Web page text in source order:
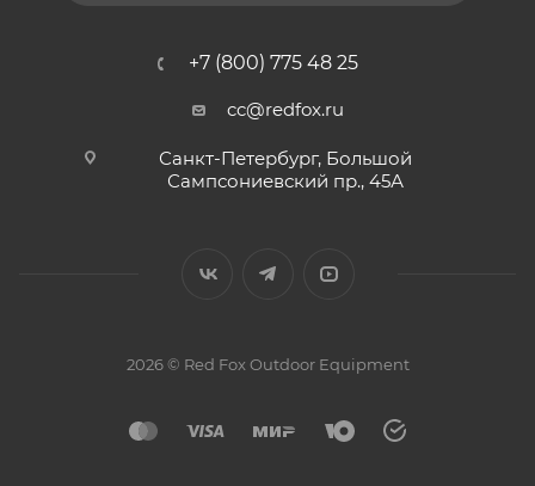
+7 (800) 775 48 25
cc@redfox.ru
Санкт-Петербург, Большой
Сампсониевский пр., 45А
2026 © Red Fox Outdoor Equipment